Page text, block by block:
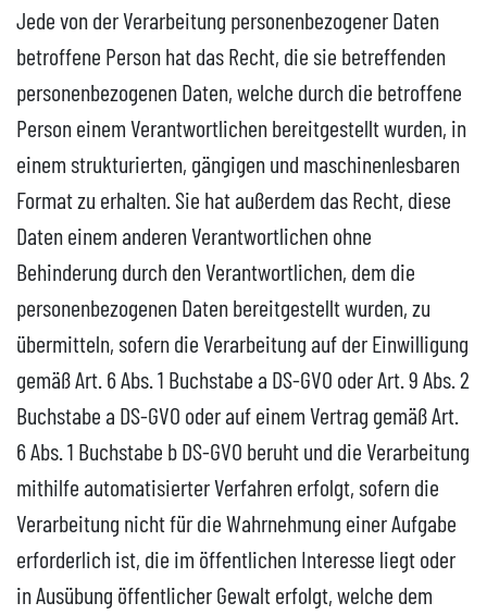
Jede von der Verarbeitung personenbezogener Daten
betroffene Person hat das Recht, die sie betreffenden
personenbezogenen Daten, welche durch die betroffene
Person einem Verantwortlichen bereitgestellt wurden, in
einem strukturierten, gängigen und maschinenlesbaren
Format zu erhalten. Sie hat außerdem das Recht, diese
Daten einem anderen Verantwortlichen ohne
Behinderung durch den Verantwortlichen, dem die
personenbezogenen Daten bereitgestellt wurden, zu
übermitteln, sofern die Verarbeitung auf der Einwilligung
gemäß Art. 6 Abs. 1 Buchstabe a DS-GVO oder Art. 9 Abs. 2
Buchstabe a DS-GVO oder auf einem Vertrag gemäß Art.
6 Abs. 1 Buchstabe b DS-GVO beruht und die Verarbeitung
mithilfe automatisierter Verfahren erfolgt, sofern die
Verarbeitung nicht für die Wahrnehmung einer Aufgabe
erforderlich ist, die im öffentlichen Interesse liegt oder
in Ausübung öffentlicher Gewalt erfolgt, welche dem